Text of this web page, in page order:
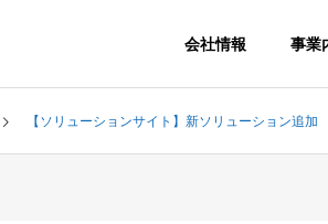
会社情報 事業
【ソリューションサイト】新ソリューション追加